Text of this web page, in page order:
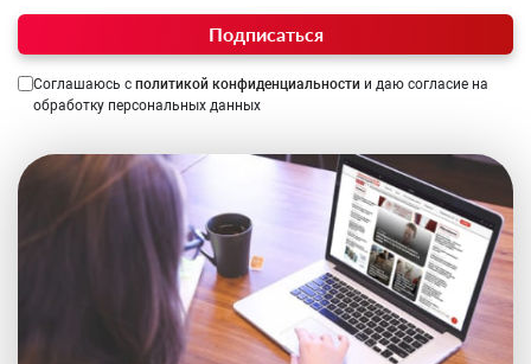
Подписаться
Соглашаюсь с политикой конфиденциальности и даю согласие на
обработку персональных данных